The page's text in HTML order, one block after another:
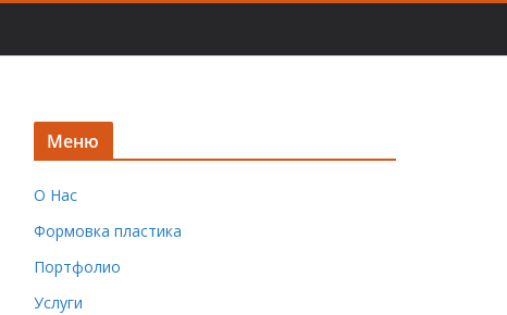
Меню
О Нас
Формовка пластика
Портфолио
Услуги